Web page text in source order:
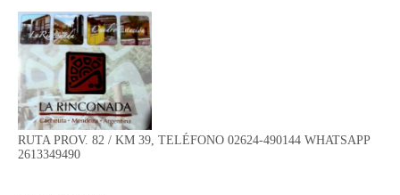
RUTA PROV. 82 / KM 39, TELÉFONO 02624-490144 WHATSAPP
2613349490